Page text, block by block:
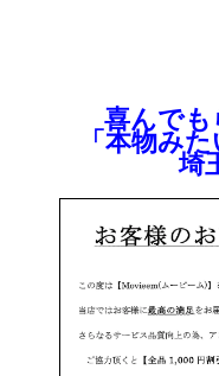
喜んでも
「本物み
埼